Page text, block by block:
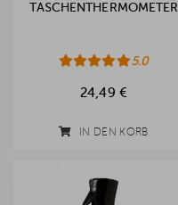
TASCHENTHERMOMETER
5.0
24,49 €
IN DEN KORB